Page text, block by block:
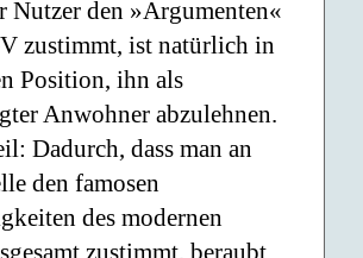
Nutzer den »Argumenten«
zustimmt, ist natürlich in
Position, ihn als
Anwohner abzulehnen.
Dadurch, dass man an
den famosen
des modernen
zustimmt, beraubt